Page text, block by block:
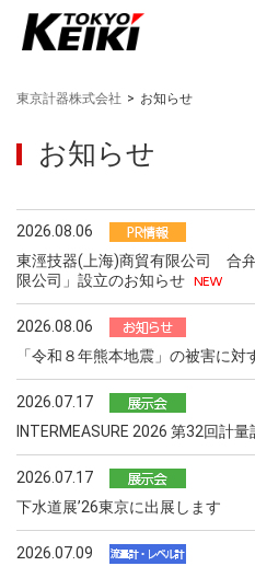
東京計器株式会社 > お知らせ
お知らせ
2026.08.06
東涇技器(上海)商貿有限公司 合
限公司」設立のお知らせ
2026.08.06
「令和８年熊本地震」の被害に対
2026.07.17
INTERMEASURE 2026 第32回計
2026.07.17
下水道展ʼ26東京に出展します
2026.07.09